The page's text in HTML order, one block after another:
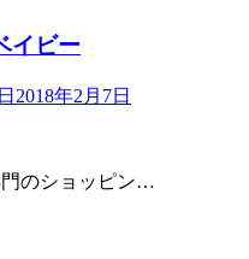
イビー
2018年2月7日
門のショッピン…